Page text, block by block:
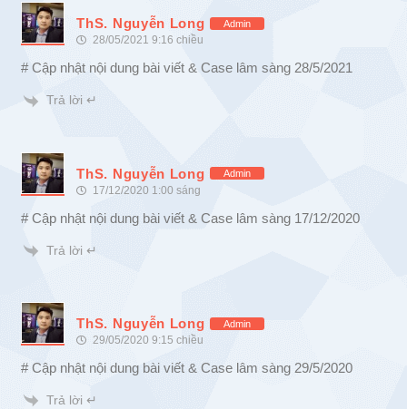
ThS. Nguyễn Long Admin
28/05/2021 9:16 chiều
# Cập nhật nội dung bài viết & Case lâm sàng 28/5/2021
Trả lời ↵
ThS. Nguyễn Long Admin
17/12/2020 1:00 sáng
# Cập nhật nội dung bài viết & Case lâm sàng 17/12/2020
Trả lời ↵
ThS. Nguyễn Long Admin
29/05/2020 9:15 chiều
# Cập nhật nội dung bài viết & Case lâm sàng 29/5/2020
Trả lời ↵